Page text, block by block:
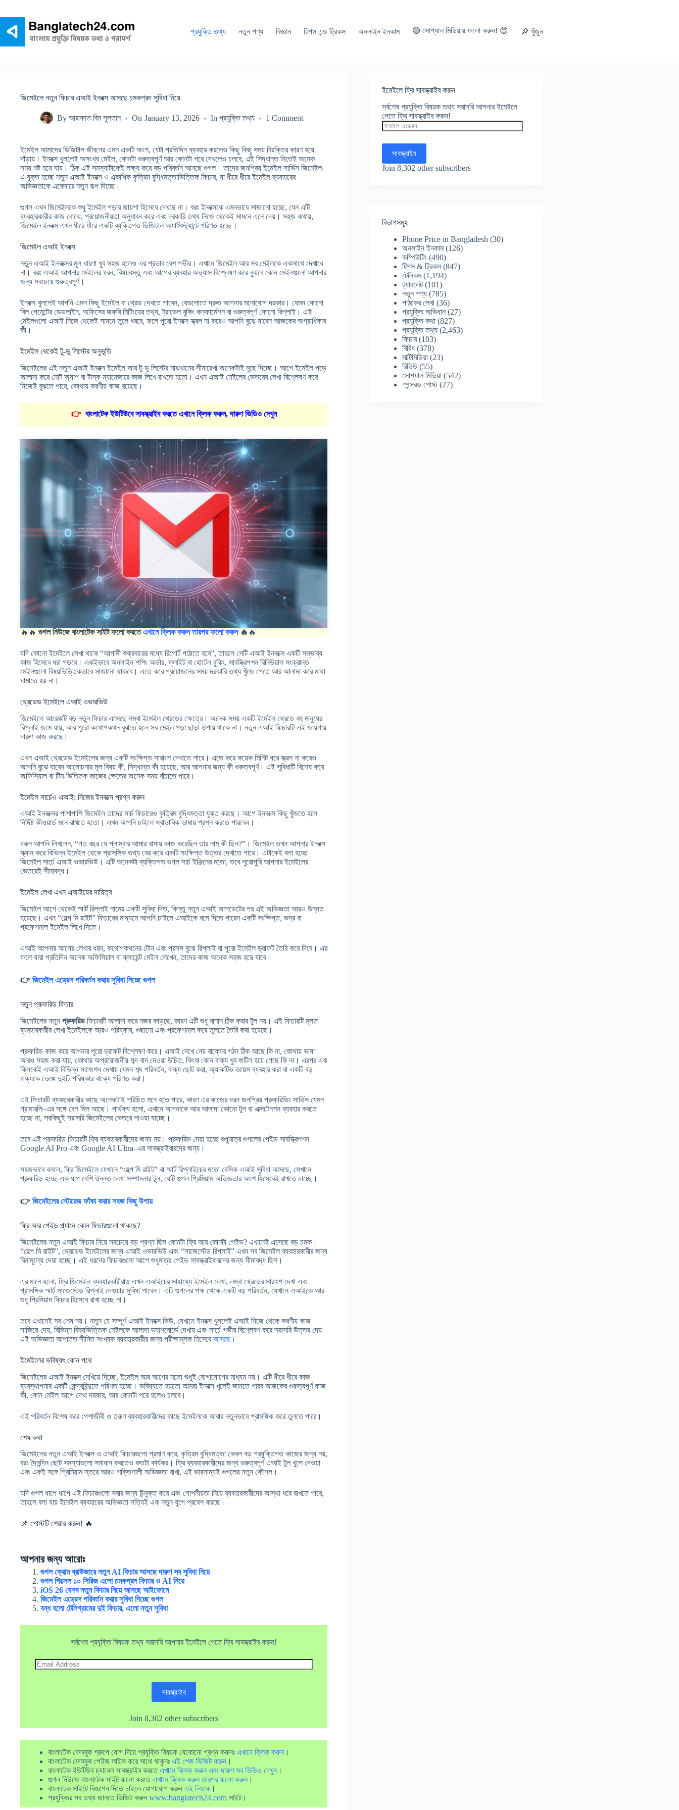
প্রযুক্তি তথ্য
নতুন পণ্য বিজ্ঞান টিপস এন্ড ট্রিকস অনলাইন ইনকাম 🟢 সোশ্যাল মিডিয়ায় ফলো করুন! 😍 🔎 খুঁজুন
জিমেইলে নতুন ফিচার এআই ইনবক্স আসছে চমকপ্রদ সুবিধা নিয়ে
By আরাফাত বিন সুলতান On January 13, 2026 In প্রযুক্তি তথ্য 1 Comment
ইমেইল আমাদের ডিজিটাল জীবনের এমন একটি অংশ, যেটা প্রতিদিন ব্যবহার করলেও কিছু কিছু সময় বিরক্তির কারণ হয়ে
দাঁড়ায়। ইনবক্স খুললেই অসংখ্য মেইল, কোনটা গুরুত্বপূর্ণ আর কোনটা পরে দেখলেও চলবে, এই সিদ্ধান্ত নিতেই অনেক
সময় নষ্ট হয়ে যায়। ঠিক এই সমস্যাটাকেই লক্ষ্য করে বড় পরিবর্তন আনছে গুগল। তাদের জনপ্রিয় ইমেইল সার্ভিস জিমেইল-
এ যুক্ত হচ্ছে নতুন এআই ইনবক্স ও একাধিক কৃত্রিম বুদ্ধিমত্তাভিত্তিক ফিচার, যা ধীরে ধীরে ইমেইল ব্যবহারের
অভিজ্ঞতাকে একেবারে নতুন রূপ দিচ্ছে।
গুগল এখন জিমেইলকে শুধু ইমেইল পড়ার জায়গা হিসেবে দেখছে না। বরং ইনবক্সকে এমনভাবে সাজানো হচ্ছে, যেন এটি
ব্যবহারকারীর কাজ বোঝে, প্রয়োজনীয়তা অনুধাবন করে এবং দরকারি তথ্য নিজে থেকেই সামনে এনে দেয়। সহজ কথায়,
জিমেইল ইনবক্স এখন ধীরে ধীরে একটি ব্যক্তিগত ডিজিটাল অ্যাসিস্ট্যান্টে পরিণত হচ্ছে।
জিমেইল এআই ইনবক্স
নতুন এআই ইনবক্সের মূল ধারণা খুব সহজ হলেও এর প্রভাব বেশ গভীর। এখানে জিমেইল আর সব মেইলকে একসাথে দেখাবে
না। বরং এআই আপনার মেইলের ধরন, বিষয়বস্তু এবং আগের ব্যবহার অভ্যাস বিশ্লেষণ করে বুঝবে কোন মেইলগুলো আপনার
জন্য সবচেয়ে গুরুত্বপূর্ণ।
ইনবক্স খুললেই আপনি এমন কিছু ইমেইল বা থ্রেড দেখতে পাবেন, যেগুলোতে দ্রুত আপনার মনোযোগ দরকার। যেমন কোনো
বিল পেমেন্টের ডেডলাইন, অফিসের জরুরি মিটিংয়ের তথ্য, ট্রাভেল বুকিং কনফার্মেশন বা গুরুত্বপূর্ণ কোনো রিপ্লাই। এই
মেইলগুলো এআই নিজে থেকেই সামনে তুলে ধরবে, ফলে পুরো ইনবক্স স্ক্রল না করেও আপনি বুঝে যাবেন আজকের অগ্রাধিকার
কী।
ইমেইল থেকেই টু-ডু লিস্টের অনুভূতি
জিমেইলের এই নতুন এআই ইনবক্স ইমেইল আর টু-ডু লিস্টের মাঝখানের সীমারেখা অনেকটাই মুছে দিচ্ছে। আগে ইমেইল পড়ে
আলাদা করে নোট অ্যাপ বা টাস্ক ম্যানেজারে কাজ লিখে রাখতে হতো। এখন এআই মেইলের ভেতরের লেখা বিশ্লেষণ করে
নিজেই বুঝতে পারে, কোথায় করণীয় কাজ রয়েছে।
👉 বাংলাটেক ইউটিউবে সাবস্ক্রাইব করতে এখানে ক্লিক করুন, দারুণ ভিডিও দেখুন
🔥🔥 গুগল নিউজে বাংলাটেক সাইট ফলো করতেএখানে ক্লিক করুন তারপর ফলো করুন🔥 🔥
যদি কোনো ইমেইলে লেখা থাকে “আগামী শুক্রবারের মধ্যে রিপোর্ট পাঠাতে হবে”, তাহলে সেটি এআই ইনবক্সে একটি সম্ভাব্য
কাজ হিসেবে ধরা পড়বে। একইভাবে অনলাইন শপিং অর্ডার, ফ্লাইট বা হোটেল বুকিং, সাবস্ক্রিপশন রিনিউয়াল সংক্রান্ত
মেইলগুলো বিষয়ভিত্তিকভাবে সাজানো থাকবে। এতে করে প্রয়োজনের সময় দরকারি তথ্য খুঁজে পেতে আর আলাদা করে মাথা
ঘামাতে হয় না।
থ্রেডেড ইমেইলে এআই ওভারভিউ
জিমেইলে আরেকটি বড় নতুন ফিচার এসেছে লম্বা ইমেইল থ্রেডের ক্ষেত্রে। অনেক সময় একটি ইমেইল থ্রেডে বহু মানুষের
রিপ্লাই জমে যায়, আর পুরো কথোপকথন বুঝতে হলে সব মেইল পড়া ছাড়া উপায় থাকে না। নতুন এআই ফিচারটি এই জায়গায়
দারুণ কাজ করছে।
এখন এআই থ্রেডেড ইমেইলের জন্য একটি সংক্ষিপ্ত সারাংশ দেখাতে পারে। এতে করে কয়েক মিনিট ধরে স্ক্রল না করেও
আপনি বুঝে যাবেন আলোচনার মূল বিষয় কী, সিদ্ধান্ত কী হয়েছে, আর আপনার জন্য কী গুরুত্বপূর্ণ। এই সুবিধাটি বিশেষ করে
অফিসিয়াল বা টিম-ভিত্তিক কাজের ক্ষেত্রে অনেক সময় বাঁচাতে পারে।
ইমেইল সার্চেও এআই: নিজের ইনবক্সে প্রশ্ন করুন
এআই ইনবক্সের পাশাপাশি জিমেইল তাদের সার্চ ফিচারেও কৃত্রিম বুদ্ধিমত্তা যুক্ত করছে। আগে ইনবক্সে কিছু খুঁজতে হলে
নির্দিষ্ট কীওয়ার্ড মনে রাখতে হতো। এখন আপনি চাইলে স্বাভাবিক ভাষায় প্রশ্ন করতে পারবেন।
ধরুন আপনি লিখলেন, “গত বছর যে প্লাম্বার আমার বাসায় কাজ করেছিল তার নাম কী ছিল?”। জিমেইল তখন আপনার ইনবক্স
স্ক্যান করে বিভিন্ন ইমেইল থেকে প্রাসঙ্গিক তথ্য বের করে একটি সংক্ষিপ্ত উত্তর দেখাতে পারে। এটাকেই বলা হচ্ছে
জিমেইল সার্চে এআই ওভারভিউ। এটি অনেকটা ব্যক্তিগত গুগল সার্চ ইঞ্জিনের মতো, তবে পুরোপুরি আপনার ইমেইলের
ভেতরেই সীমাবদ্ধ।
ইমেইল লেখা এখন এআইয়ের দায়িত্ব
জিমেইল আগে থেকেই স্মার্ট রিপ্লাই নামের একটি সুবিধা দিত, কিন্তু নতুন এআই আপডেটের পর এই অভিজ্ঞতা আরও উন্নত
হয়েছে। এখন “হেল্প মি রাইট” ফিচারের মাধ্যমে আপনি চাইলে এআইকে বলে দিতে পারেন একটি সংক্ষিপ্ত, ভদ্র বা
প্রফেশনাল ইমেইল লিখে দিতে।
এআই আপনার আগের লেখার ধরন, কথোপকথনের টোন এবং প্রসঙ্গ বুঝে রিপ্লাই বা পুরো ইমেইল ড্রাফট তৈরি করে দিবে। এর
ফলে যারা প্রতিদিন অনেক অফিসিয়াল বা ক্লায়েন্ট মেইল লেখেন, তাদের কাজ অনেক সহজ হয়ে যাবে।
👉 জিমেইল এড্রেস পরিবর্তন করার সুবিধা দিচ্ছে গুগল
নতুন প্রুফরিড ফিচার
জিমেইলের নতুন প্রুফরিডফিচারটি আলাদা করে নজর কাড়ছে, কারণ এটি শুধু বানান ঠিক করার টুল নয়। এই ফিচারটি মূলত
ব্যবহারকারীর লেখা ইমেইলকে আরও পরিষ্কার, গুছানো এবং প্রফেশনাল করে তুলতে তৈরি করা হয়েছে।
প্রুফরিড কাজ করে আপনার পুরো ড্রাফট বিশ্লেষণ করে। এআই দেখে নেয় বাক্যের গঠন ঠিক আছে কি না, কোথায় ভাষা
আরও সহজ করা যায়, কোথায় অপ্রয়োজনীয় শব্দ বাদ দেওয়া উচিত, কিংবা কোন বাক্য খুব জটিল হয়ে গেছে কি না। এরপর এক
ক্লিকেই এআই বিভিন্ন সাজেশন দেখায় যেমন শব্দ পরিবর্তন, বাক্য ছোট করা, অ্যাকটিভ ভয়েস ব্যবহার করা বা একটি বড়
বাক্যকে ভেঙে দুইটি পরিষ্কার বাক্যে পরিণত করা।
এই ফিচারটি ব্যবহারকারীর কাছে অনেকটাই পরিচিত মনে হতে পারে, কারণ এর কাজের ধরন জনপ্রিয় প্রুফরিডিং সার্ভিস যেমন
গ্রামারলি–এর সঙ্গে বেশ মিল আছে। পার্থক্য হলো, এখানে আপনাকে আর আলাদা কোনো টুল বা এক্সটেনশন ব্যবহার করতে
হচ্ছে না, সবকিছুই সরাসরি জিমেইলের ভেতরে পাওয়া যাচ্ছে।
তবে এই প্রুফরিড ফিচারটি ফ্রি ব্যবহারকারীদের জন্য নয়। প্রুফরিড দেয়া হচ্ছে শুধুমাত্র গুগলের পেইড সাবস্ক্রিপশন
Google AI Pro এবং Google AI Ultra–এর সাবস্ক্রাইবারদের জন্য।
সহজভাবে বললে, ফ্রি জিমেইলে যেখানে “হেল্প মি রাইট” বা স্মার্ট রিপ্লাইয়ের মতো বেসিক এআই সুবিধা আসছে, সেখানে
প্রুফরিড হচ্ছে এক ধাপ বেশি উন্নত লেখা সম্পাদনার টুল, যেটি গুগল প্রিমিয়াম অভিজ্ঞতার অংশ হিসেবেই রাখতে চাচ্ছে।
👉 জিমেইলের স্টোরেজ ফাঁকা করার সহজ কিছু উপায়
ফ্রি আর পেইড প্ল্যানে কোন ফিচারগুলো থাকছে?
জিমেইলের নতুন এআই ফিচার নিয়ে সবচেয়ে বড় প্রশ্ন ছিল কোনটা ফ্রি আর কোনটা পেইড? এখানেই এসেছে বড় চমক।
“হেল্প মি রাইট”, থ্রেডেড ইমেইলের জন্য এআই ওভারভিউ এবং “সাজেস্টেড রিপ্লাই” এখন সব জিমেইল ব্যবহারকারীর জন্য
বিনামূল্যে দেয়া হচ্ছে। এই ধরনের ফিচারগুলো আগে শুধুমাত্র পেইড সাবস্ক্রাইবারদের জন্য সীমাবদ্ধ ছিল।
এর মানে হলো, ফ্রি জিমেইল ব্যবহারকারীরাও এখন এআইয়ের সাহায্যে ইমেইল লেখা, লম্বা থ্রেডের সারাংশ দেখা এবং
প্রাসঙ্গিক স্মার্ট সাজেস্টেড রিপ্লাই দেওয়ার সুবিধা পাবেন। এটি গুগলের পক্ষ থেকে একটি বড় পরিবর্তন, যেখানে এআইকে আর
শুধু প্রিমিয়াম ফিচার হিসেবে রাখা হচ্ছে না।
তবে এখানেই সব শেষ নয়। নতুন যে সম্পূর্ণ এআই ইনবক্স ভিউ, যেখানে ইনবক্স খুললেই এআই নিজে থেকে করণীয় কাজ
সাজিয়ে দেয়, বিভিন্ন বিষয়ভিত্তিক মেইলকে আলাদা ড্যাশবোর্ডে দেখায় এবং সার্চে গভীর বিশ্লেষণ করে সরাসরি উত্তর দেয়
এই অভিজ্ঞতা আপাতত সীমিত সংখ্যক ব্যবহারকারীর জন্য পরীক্ষামূলক হিসেবেআসছে।
ইমেইলের ভবিষ্যৎ কোন পথে
জিমেইলের এআই ইনবক্স দেখিয়ে দিচ্ছে, ইমেইল আর আগের মতো শুধুই যোগাযোগের মাধ্যম নয়। এটি ধীরে ধীরে কাজ
ব্যবস্থাপনার একটি কেন্দ্রবিন্দুতে পরিণত হচ্ছে। ভবিষ্যতে হয়তো আমরা ইনবক্স খুলেই জানতে পারব আজকের গুরুত্বপূর্ণ কাজ
কী, কোন মেইল আগে দেখা দরকার, আর কোনটা পরে হলেও চলবে।
এই পরিবর্তন বিশেষ করে পেশাজীবী ও তরুণ ব্যবহারকারীদের কাছে ইমেইলকে আবার নতুনভাবে প্রাসঙ্গিক করে তুলতে পারে।
শেষ কথা
জিমেইলের নতুন এআই ইনবক্স ও এআই ফিচারগুলো প্রমাণ করে, কৃত্রিম বুদ্ধিমত্তা কেবল বড় প্রযুক্তিগত কাজের জন্য নয়,
বরং দৈনন্দিন ছোট সমস্যাগুলো সমাধান করতেও কতটা কার্যকর। ফ্রি ব্যবহারকারীদের জন্য গুরুত্বপূর্ণ এআই টুল খুলে দেওয়া
এবং একই সঙ্গে প্রিমিয়াম স্তরে আরও শক্তিশালী অভিজ্ঞতা রাখা, এই ভারসাম্যই গুগলের নতুন কৌশল।
যদি গুগল ধাপে ধাপে এই ফিচারগুলো সবার জন্য উন্মুক্ত করে এবং গোপনীয়তা নিয়ে ব্যবহারকারীদের আস্থা ধরে রাখতে পারে,
তাহলে বলা যায় ইমেইল ব্যবহারের অভিজ্ঞতা সত্যিই এক নতুন যুগে প্রবেশ করছে।
📌 পোস্টটি শেয়ার করুন! 🔥
আপনার জন্য আরোঃ
গুগল ক্রোম ব্রাউজারে নতুন AI ফিচার আসছে দারুণ সব সুবিধা নিয়ে
গুগল পিক্সেল ১০ সিরিজ এলো চমকপ্রদ ফিচার ও AI নিয়ে
iOS 26 যেসব নতুন ফিচার নিয়ে আসছে আইফোনে
জিমেইল এড্রেস পরিবর্তন করার সুবিধা দিচ্ছে গুগল
বন্ধ হলো টেলিগ্রামের দুই ফিচার, এলো নতুন সুবিধা
সর্বশেষ প্রযুক্তি বিষয়ক তথ্য সরাসরি আপনার ইমেইলে পেতে ফ্রি সাবস্ক্রাইব করুন!
Email
Address
সাবস্ক্রাইব
Join 8,302 other subscribers
বাংলাটেক ফেসবুক গ্রুপে যোগ দিয়ে প্রযুক্তি বিষয়ক যেকোনো প্রশ্ন করুনঃ এখানে ক্লিক করুন ।
বাংলাটেক ফেসবুক পেইজ লাইক করে সাথে থাকুনঃ এই পেজ ভিজিট করুন ।
বাংলাটেক ইউটিউব চ্যানেল সাবস্ক্রাইব করতেএখানে ক্লিক করুন এবং দারুণ সব ভিডিও দেখুন ।
গুগল নিউজে বাংলাটেক সাইট ফলো করতেএখানে ক্লিক করুন তারপর ফলো করুন ।
বাংলাটেক সাইটে বিজ্ঞাপন দিতে চাইলে যোগাযোগ করুন এই লিংকে ।
প্রযুক্তির সব তথ্য জানতে ভিজিট করুন www.banglatech24.com সাইট।
ইমেইলে ফ্রি সাবস্ক্রাইব করুন
সর্বশেষ প্রযুক্তি বিষয়ক তথ্য সরাসরি আপনার ইমেইলে
পেতে ফ্রি সাবস্ক্রাইব করুন!
ইমেইল
এড্রেস
সাবস্ক্রাইব
Join 8,302 other subscribers
বিভাগসমূহ
Phone Price in Bangladesh (30)
অনলাইন ইনকাম(126)
কম্পিউটিং (490)
টিপস & ট্রিকস (847)
টেলিকম(1,194)
ট্যাবলেট(101)
নতুন পণ্য (785)
পাঠকের লেখা (36)
প্রযুক্তি অভিধান (27)
প্রযুক্তি কথা (827)
প্রযুক্তি তথ্য (2,463)
ফিচার(103)
বিবিধ(378)
মাল্টিমিডিয়া (23)
রিভিউ (55)
সোশ্যাল মিডিয়া (542)
স্পন্সরড পোস্ট(27)